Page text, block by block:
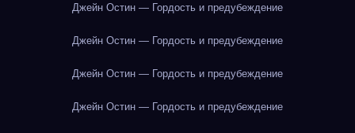
Джейн Остин — Гордость и предубеждение
Джейн Остин — Гордость и предубеждение
Джейн Остин — Гордость и предубеждение
Джейн Остин — Гордость и предубеждение